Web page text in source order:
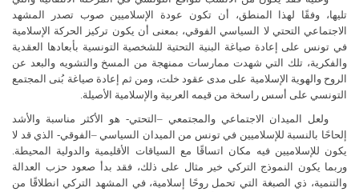
تليها، وفقًا لهذا المنطق، أن تكون عودة الإسلاميين صوب تصدر المشهد
الاجتماعي التحتي لا السياسي الفوقي، بمعنى أن يكون تركيز الحركة الإسلامية
في تونس على إعادة صياغة البنية التحتية للشخصية التونسية بأبعادها العقدية
والفكرية، تلك التي شهدت ممارسات ممنهجة من المسخ والتشويه والبعد عن
الروح والهوية الإسلامية على مدى عقود خلت، ومن ثم إعادة صياغة بُنى المجتمع
التونسي على أسس راسخة من قيمه العربية والإسلامية الأصيلة.
ولعل الميدان الاجتماعي والمجتمعي –التحتي- هو الأكثر مناسبة والأشد
إلحاحًا بالنسبة للإسلاميين في تونس من الميدان السياسي –الفوقي- الذي قد لا
يكون للإسلاميين فيه مكان اتساقًا مع السياقات الأقليمية والدولية المحيطة.
وربما يكون النموذج التركي خير مثال على ذلك، فقد بدأ صعود حزب العدالة
والتنمية، ذي الصبغة التي تحمل روحًا إسلامية، في المشهد التركي انطلاقًا من